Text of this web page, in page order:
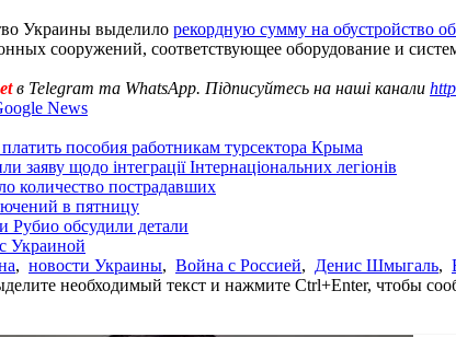
Украины выделило рекордную сумму на обустройство
сооружений, соответствующее оборудование и
в Telegram та WhatsApp. Підписуйтесь на наші канали
News
пособия работникам турсектора Крыма
заяву щодо інтеграції Інтернаціональних легіонів
количество пострадавших
в пятницу
Рубио обсудили детали
Украиной
, новости Украины, Война с Россией, Денис Шмыгаль,
необходимый текст и нажмите Ctrl+Enter, чтобы